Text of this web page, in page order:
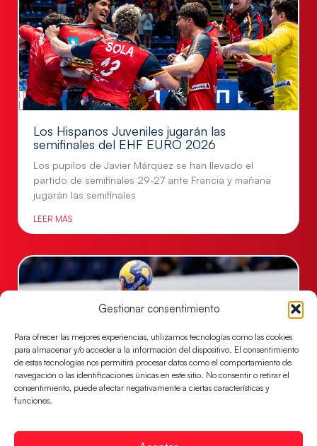
Gestionar consentimiento
Para ofrecer las mejores experiencias, utilizamos tecnologías como las cookies
para almacenar y/o acceder a la información del dispositivo. El consentimiento
de estas tecnologías nos permitirá procesar datos como el comportamiento de
navegación o las identificaciones únicas en este sitio. No consentir o retirar el
consentimiento, puede afectar negativamente a ciertas características y
funciones.
Los Hispanos Juveniles jugarán las
semifinales del EHF EURO 2026
Los pupilos de Javier Márquez se han llevado el
partido de semifinales 29-27 ante Francia y mañana
jugarán las semifinales
LEER MÁS
las semifinales